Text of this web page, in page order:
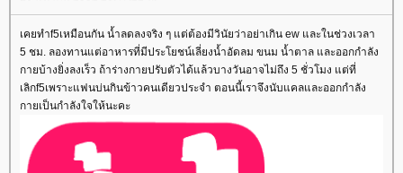
เคยทำf5เหมือนกัน น้ำลดลงจริง ๆ แต่ต้องมีวินัยว่าอย่าเกิน ew และในช่วงเวลา
5 ชม. ลองทานแต่อาหารที่มีประโยชน์เลี่ยงน้ำอัดลม ขนม น้ำตาล และออกกำลัง
กายบ้างยิ่งลงเร็ว ถ้าร่างกายปรับตัวได้แล้วบางวันอาจไม่ถึง 5 ชั่วโมง แต่ที่
เลิกf5เพราะแฟนบ่นกินข้าวคนเดียวประจำ ตอนนี้เราจึงนับแคลและออกกำลัง
กายเป็นกำลังใจให้นะคะ